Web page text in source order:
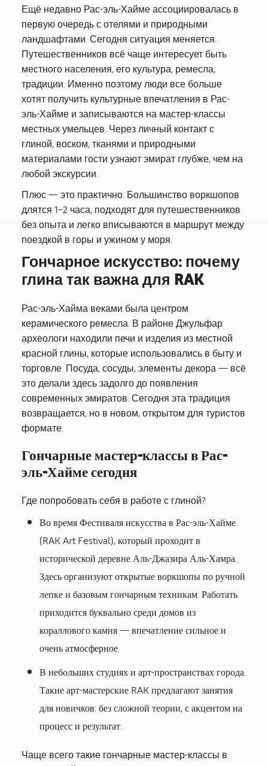
Ещё недавно Рас-эль-Хайме ассоциировалась в
первую очередь с отелями и природными
ландшафтами. Сегодня ситуация меняется.
Путешественников всё чаще интересует быть
местного населения, его культура, ремесла,
традиции. Именно поэтому люди все больше
хотят получить культурные впечатления в Рас-
эль-Хайме и записываются на мастер-классы
местных умельцев. Через личный контакт с
глиной, воском, тканями и природными
материалами гости узнают эмират глубже, чем на
любой экскурсии.
Плюс — это практично. Большинство воркшопов
длятся 1–2 часа, подходят для путешественников
без опыта и легко вписываются в маршрут между
поездкой в горы и ужином у моря.
Гончарное искусство: почему
глина так важна для RAK
Рас-эль-Хайма веками была центром
керамического ремесла. В районе Джульфар
археологи находили печи и изделия из местной
красной глины, которые использовались в быту и
торговле. Посуда, сосуды, элементы декора — всё
это делали здесь задолго до появления
современных эмиратов. Сегодня эта традиция
возвращается, но в новом, открытом для туристов
формате.
Гончарные мастер-классы в Рас-
эль-Хайме сегодня
Где попробовать себя в работе с глиной?
Во время Фестиваля искусства в Рас-эль-Хайме
(RAK Art Festival), который проходит в
исторической деревне Аль-Джазира Аль-Хамра.
Здесь организуют открытые воркшопы по ручной
лепке и базовым гончарным техникам. Работать
приходится буквально среди домов из
кораллового камня — впечатление сильное и
очень атмосферное.
В небольших студиях и арт-пространствах города.
Такие арт-мастерские RAK предлагают занятия
для новичков: без сложной теории, с акцентом на
процесс и результат.
Чаще всего такие гончарные мастер-классы в